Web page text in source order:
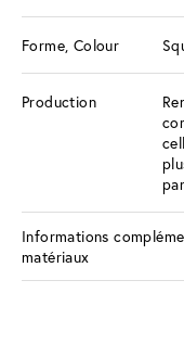
Forme, Colour
Production
Informations
matériaux